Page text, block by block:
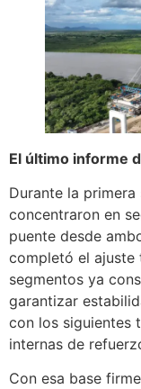
El último informe
Durante la
concentraron en
puente desde
completó el ajuste
segmentos ya
garantizar
con los siguientes
internas de
Con esa base